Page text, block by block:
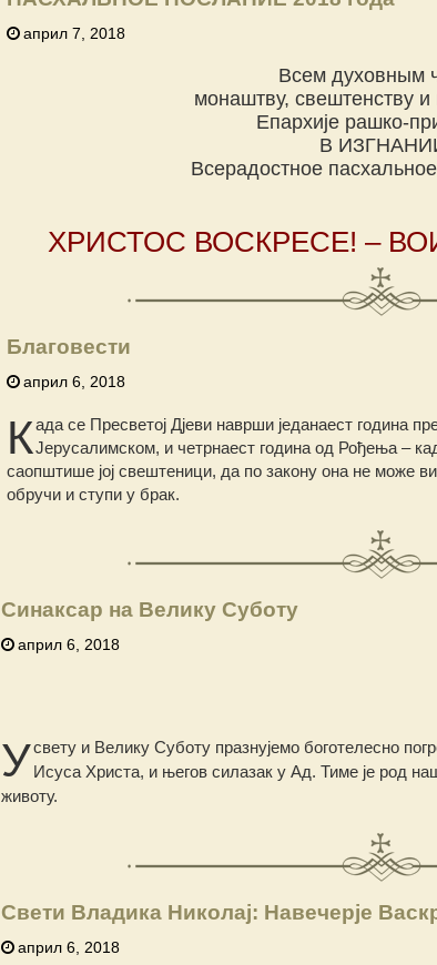
април 7, 2018
Всем духовным
монаштву, свештенству
Епархије рашко-
В
Всерадостное
ХРИСТОС ВОСКРЕСЕ! –
Благовести
април 6, 2018
Када се Пресветој Дјеви наврши једанаест година
Јерусалимском, и четрнаест година од Рођења –
саопштише јој свештеници, да по закону она не може
обручи и ступи у брак.
Синаксар на Велику Суботу
април 6, 2018
Усвету и Велику Суботу празнујемо боготелесно
Исуса Христа, и његов силазак у Ад. Тиме је род
животу.
Свети Владика Николај: Навечерје
април 6, 2018